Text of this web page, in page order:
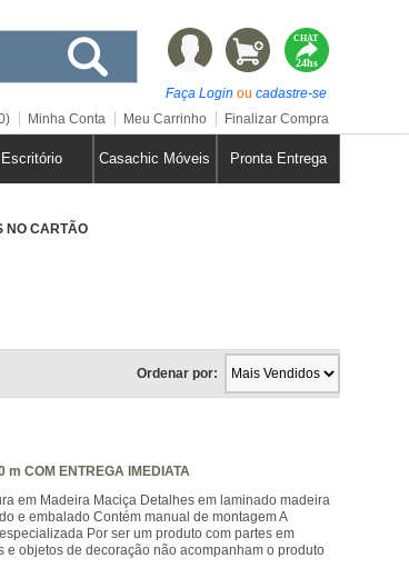
CHAT
24hs
Faça Login ou cadastre-se
Minha Conta Meu Carrinho Finalizar Compra
Escritório Casachic Móveis Pronta Entrega
NO CARTÃO
Ordenar por:
COM ENTREGA IMEDIATA
em Madeira Maciça Detalhes em laminado madeira
e embalado Contém manual de montagem A
Por ser um produto com partes em
objetos de decoração não acompanham o produto